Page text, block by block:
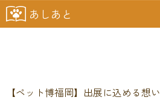
あしあと
【ペット博福岡】出展に込める想い